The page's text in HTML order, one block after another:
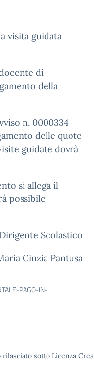
visita guidata
di
della
n. 0000334
delle quote
guidate dovrà
si allega il
possibile
Scolastico
Cinzia Pantusa
PAGO-IN-
sotto Licenza